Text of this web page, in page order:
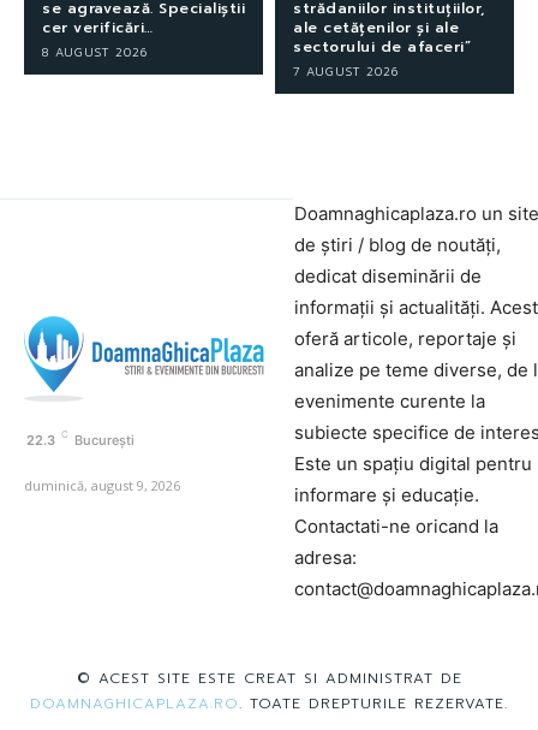
se agravează. Specialiștii
cer verificări…
8 AUGUST 2026
strădaniilor instituțiilor,
ale cetățenilor și ale
sectorului de afaceri”
7 AUGUST 2026
22.3 C București
duminică, august 9, 2026
Doamnaghicaplaza.ro un site
de știri / blog de noutăți,
dedicat diseminării de
informații și actualități.
oferă articole, reportaje și
analize pe teme diverse, de
evenimente curente la
subiecte specifice de
Este un spațiu digital pentru
informare și educație.
Contactati-ne oricand la
adresa:
© ACEST SITE ESTE CREAT SI ADMINISTRAT DE
DOAMNAGHICAPLAZA.RO. TOATE DREPTURILE REZERVATE.